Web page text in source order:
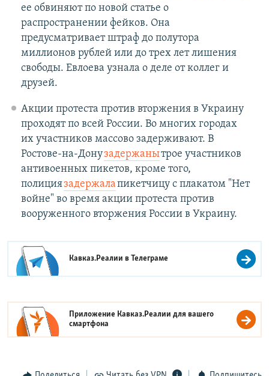
ее обвиняют по новой статье о
распространении фейков. Она
предусматривает штраф до полутора
миллионов рублей или до трех лет лишения
свободы. Евлоева узнала о деле от коллег и
друзей.
Акции протеста против вторжения в Украину
проходят по всей России. Во многих городах
их участников массово задерживают. В
Ростове-на-Донузадержанытрое участников
антивоенных пикетов, кроме того,
полициязадержалапикетчицу с плакатом "Нет
войне" во время акции протеста против
вооруженного вторжения России в Украину.
Кавказ.Реалии вТелеграме
Приложение Кавказ.Реалии для вашего
смартфона